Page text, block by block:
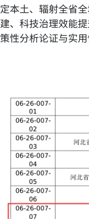
定本土、辐射全省
建、科技治理效能
策性分析论证与实